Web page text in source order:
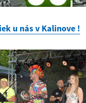
u nás v Kalinove !